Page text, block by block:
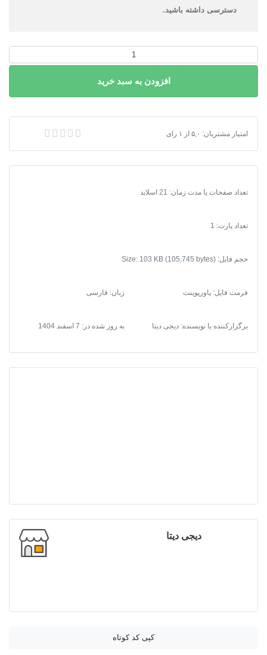
دسترسی داشته باشید.
پاتولوژی
عدد
افزودن به سبد خرید
پاورپوینت پاتولوژی شهری
امتیاز مشتریان: ۵,۰ از ۱ رای
تعداد صفحات یا مدت زمان: 21 اسلاید
تعداد پارت: 1
حجم فایل: Size: 103 KB (105,745 bytes)
فرمت فایل: پاورپوینت زبان: فارسی
برگزارکننده یا نویسنده: دیجی دیتا به روز شده در: 7 اسفند 1404
دیجی دیتا
کپی کد کوتاه